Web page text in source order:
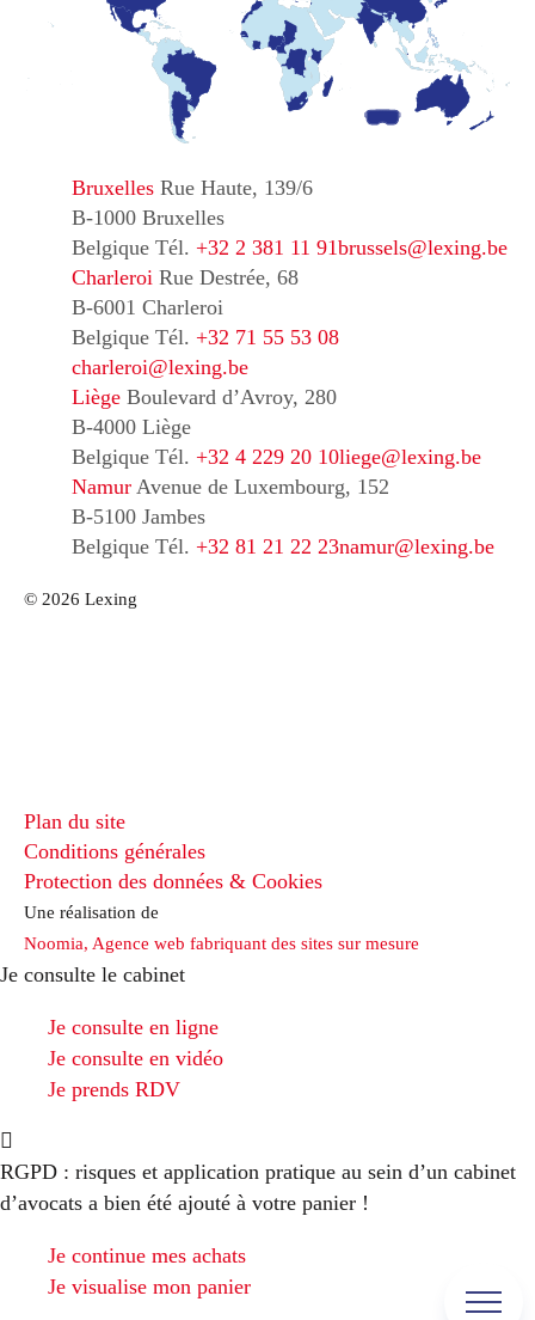
Bruxelles Rue Haute, 139/6
B-1000 Bruxelles
Belgique Tél. +32 2 381 11 91brussels@lexing.be
Charleroi Rue Destrée, 68
B-6001 Charleroi
Belgique Tél. +32 71 55 53 08
charleroi@lexing.be
Liège Boulevard d’Avroy, 280
B-4000 Liège
Belgique Tél. +32 4 229 20 10liege@lexing.be
Namur Avenue de Luxembourg, 152
B-5100 Jambes
Belgique Tél. +32 81 21 22 23namur@lexing.be
© 2026 Lexing
Plan du site
Conditions générales
Protection des données & Cookies
Une réalisation de
Noomia, Agence web fabriquant des sites sur mesure
Je consulte le cabinet
Je consulte en ligne
Je consulte en vidéo
Je prends RDV
RGPD : risques et application pratique au sein d’un cabinet
d’avocats a bien été ajouté à votre panier !
Je continue mes achats
Je visualise mon panier